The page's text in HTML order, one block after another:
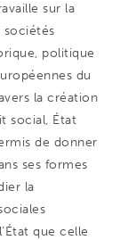
sur la
sociétés
politique
du
la création
social, État
de donner
ses formes
la
que celle